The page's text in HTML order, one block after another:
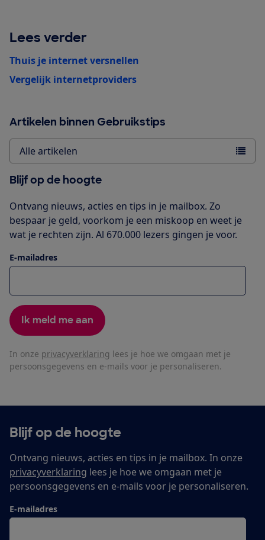
Lees verder
Thuis je internet versnellen
Vergelijk internetproviders
Artikelen binnen Gebruikstips
Alle artikelen
Blijf op de hoogte
Ontvang nieuws, acties en tips in je mailbox. Zo
bespaar je geld, voorkom je een miskoop en weet je
wat je rechten zijn. Al 670.000 lezers gingen je voor.
E-mailadres
Ik meld me aan
In onze privacyverklaring lees je hoe we omgaan met je
persoonsgegevens en e-mails voor je personaliseren.
Blijf op de hoogte
Ontvang nieuws, acties en tips in je mailbox. In onze
privacyverklaring lees je hoe we omgaan met je
persoonsgegevens en e-mails voor je personaliseren.
E-mailadres